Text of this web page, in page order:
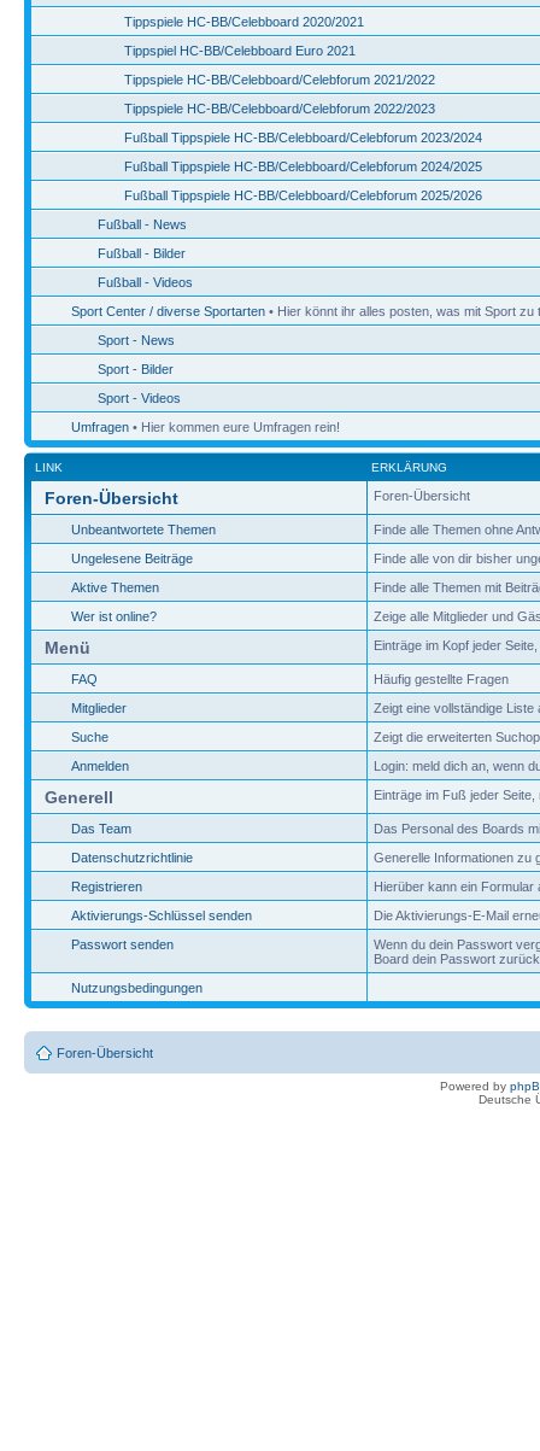
Tippspiele HC-BB/Celebboard 2020/2021
Tippspiel HC-BB/Celebboard Euro 2021
Tippspiele HC-BB/Celebboard/Celebforum 2021/2022
Tippspiele HC-BB/Celebboard/Celebforum 2022/2023
Fußball Tippspiele HC-BB/Celebboard/Celebforum 2023/2024
Fußball Tippspiele HC-BB/Celebboard/Celebforum 2024/2025
Fußball Tippspiele HC-BB/Celebboard/Celebforum 2025/2026
Fußball - News
Fußball - Bilder
Fußball - Videos
Sport Center / diverse Sportarten • Hier könnt ihr alles posten, was mit Sport zu
Sport - News
Sport - Bilder
Sport - Videos
Umfragen • Hier kommen eure Umfragen rein!
LINK ERKLÄRUNG
Foren-Übersicht Foren-Übersicht
Unbeantwortete Themen
Finde alle Themen ohne
Ungelesene Beiträge
Finde alle von dir bisher
Aktive Themen
Finde alle Themen mit
Wer ist online?
Zeige alle Mitglieder und
Menü Einträge im Kopf jeder
FAQ
Häufig gestellte Fragen
Mitglieder
Zeigt eine vollständige Liste
Suche
Zeigt die erweiterten
Anmelden
Login: meld dich an, wenn
Generell Einträge im Fuß jeder
Das Team
Das Personal des Boards
Datenschutzrichtlinie
Generelle Informationen zu
Registrieren
Hierüber kann ein Formular
Aktivierungs-Schlüssel senden
Die Aktivierungs-E-Mail
Passwort senden
Wenn du dein Passwort
Board dein Passwort
Nutzungsbedingungen
Foren-Übersicht
Powered by
Deutsche